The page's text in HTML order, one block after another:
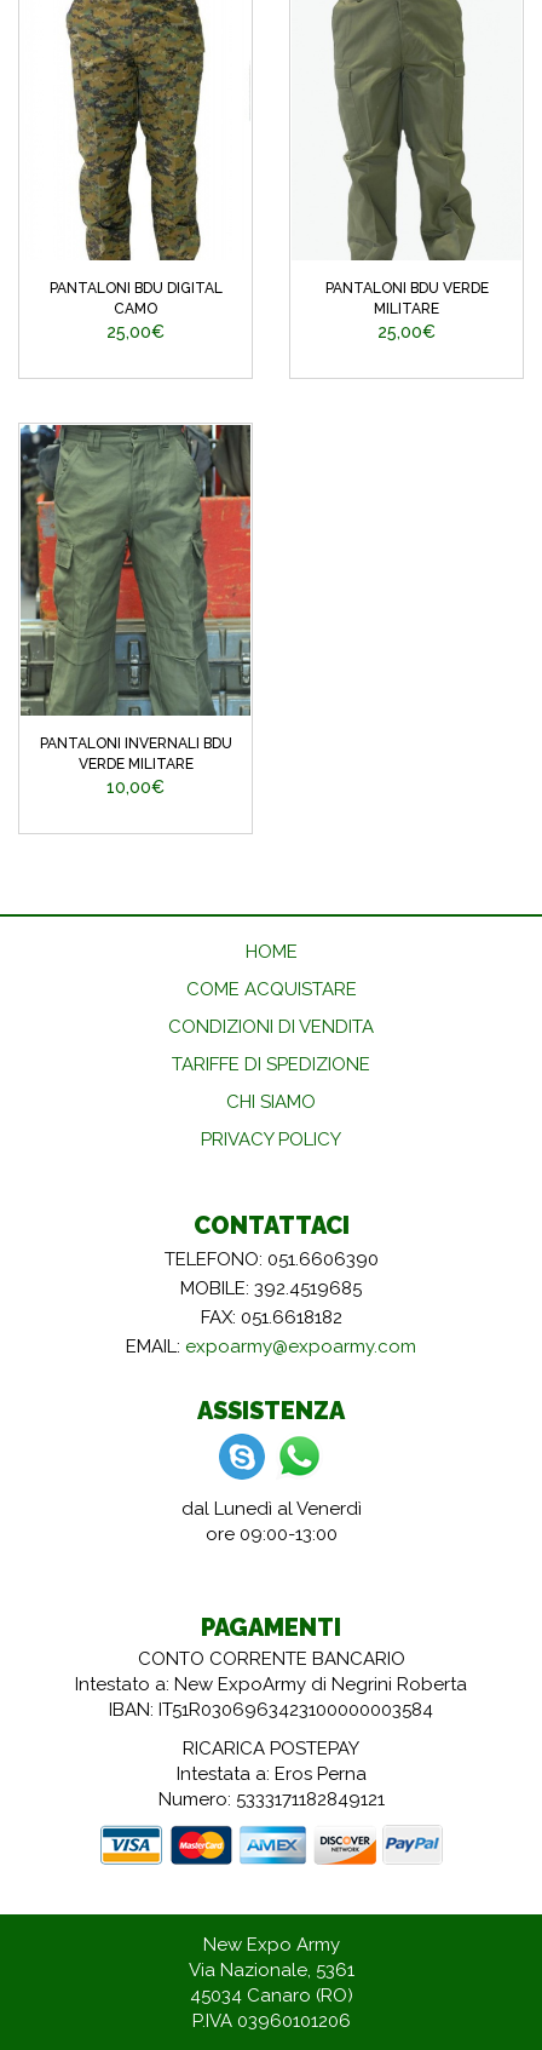
PANTALONI BDU DIGITAL
CAMO
25,00€
PANTALONI BDU VERDE
MILITARE
25,00€
PANTALONI INVERNALI BDU
VERDE MILITARE
10,00€
HOME
COME ACQUISTARE
CONDIZIONI DI VENDITA
TARIFFE DI SPEDIZIONE
CHI SIAMO
PRIVACY POLICY
CONTATTACI
TELEFONO: 051.6606390
MOBILE: 392.4519685
FAX: 051.6618182
EMAIL: expoarmy@expoarmy.com
ASSISTENZA
dal Lunedì al Venerdì
ore 09:00-13:00
PAGAMENTI
CONTO CORRENTE BANCARIO
Intestato a: New ExpoArmy di Negrini Roberta
IBAN: IT51R0306963423100000003584
RICARICA POSTEPAY
Intestata a: Eros Perna
Numero: 5333171182849121
New Expo Army
Via Nazionale, 5361
45034 Canaro (RO)
P.IVA 03960101206